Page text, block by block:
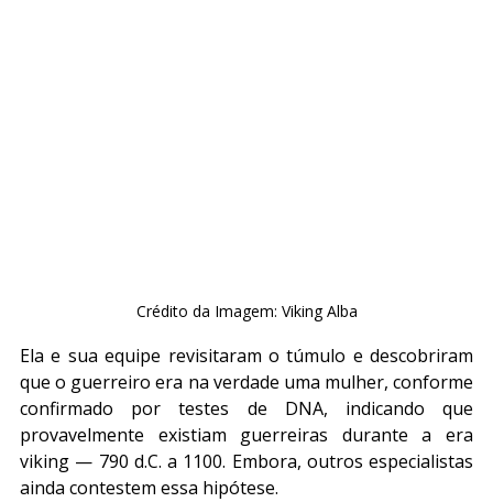
Crédito da Imagem: Viking Alba
Ela e sua equipe revisitaram o túmulo e descobriram
que o guerreiro era na verdade uma mulher, conforme
confirmado por testes de DNA, indicando que
provavelmente existiam guerreiras durante a era
viking — 790 d.C. a 1100. Embora, outros especialistas
ainda contestem essa hipótese.